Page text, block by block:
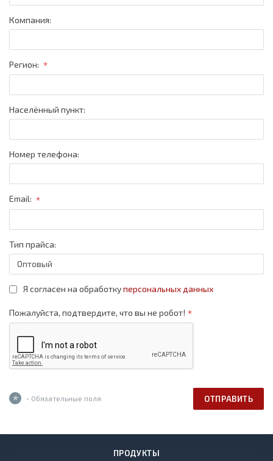
Компания:
Регион: *
Населённый пункт:
Номер телефона:
Email: *
Тип прайса:
Я согласен на обработкуперсональных данных
Пожалуйста, подтвердите, что вы не робот! *
* - Обязательные поля ОТПРАВИТЬ
ПРОДУКТЫ